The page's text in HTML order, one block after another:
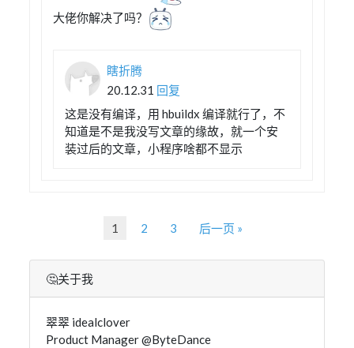
大佬你解决了吗？
瞎折腾
20.12.31 回复
这是没有编译，用 hbuildx 编译就行了，不
知道是不是我没写文章的缘故，就一个安
装过后的文章，小程序啥都不显示
1 2 3 后一页 »
🤔关于我
翠翠 idealclover
Product Manager @ByteDance